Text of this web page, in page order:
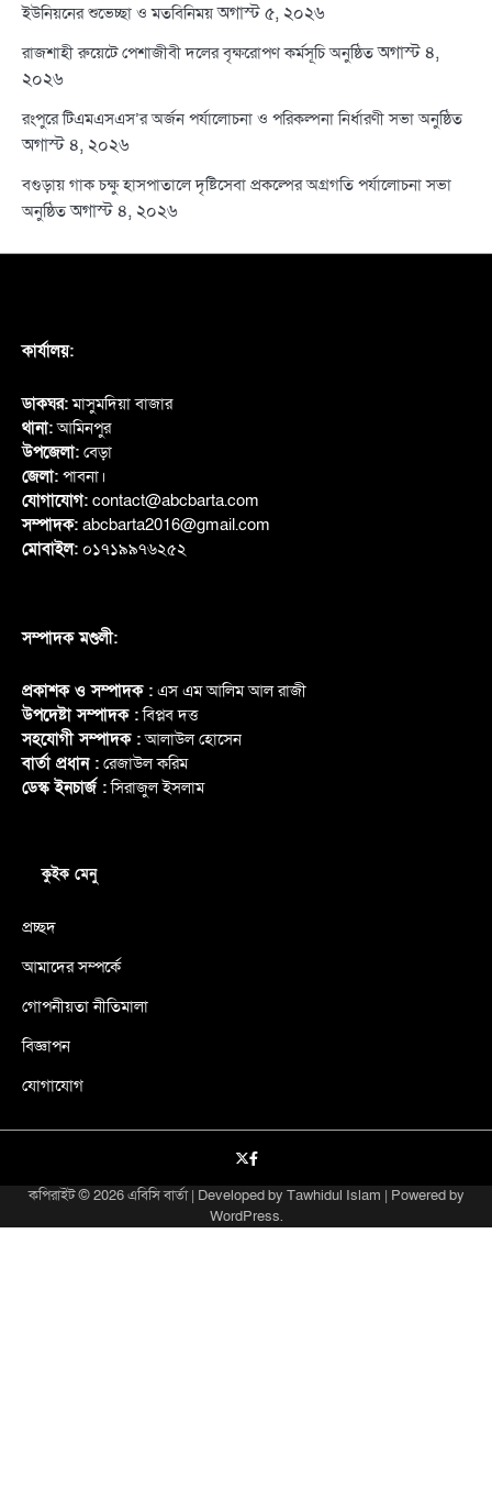
ইউনিয়নের শুভেচ্ছা ও মতবিনিময় অগাস্ট ৫, ২০২৬
রাজশাহী রুয়েটে পেশাজীবী দলের বৃক্ষরোপণ কর্মসূচি অনুষ্ঠিত অগাস্ট ৪,
২০২৬
রংপুরে টিএমএসএস’র অর্জন পর্যালোচনা ও পরিকল্পনা নির্ধারণী সভা অনুষ্ঠিত
অগাস্ট ৪, ২০২৬
বগুড়ায় গাক চক্ষু হাসপাতালে দৃষ্টিসেবা প্রকল্পের অগ্রগতি পর্যালোচনা সভা
অনুষ্ঠিত অগাস্ট ৪, ২০২৬
কার্যালয়:
ডাকঘর:মাসুমদিয়া বাজার
থানা:আমিনপুর
উপজেলা: বেড়া
জেলা: পাবনা।
যোগাযোগ: contact@abcbarta.com
সম্পাদক: abcbarta2016@gmail.com
মোবাইল: ০১৭১৯৯৭৬২৫২
সম্পাদক মণ্ডলী:
প্রকাশক ও সম্পাদক : এস এম আলিম আল রাজী
উপদেষ্টা সম্পাদক :বিপ্লব দত্ত
সহযোগী সম্পাদক :আলাউল হোসেন
বার্তা প্রধান : রেজাউল করিম
ডেস্ক ইনচার্জ :সিরাজুল ইসলাম
কুইক মেনু
প্রচ্ছদ
আমাদের সম্পর্কে
গোপনীয়তা নীতিমালা
বিজ্ঞাপন
যোগাযোগ
Xfacebook
কপিরাইট © 2026এবিসি বার্তা| Developed by Tawhidul Islam | Powered by
WordPress.